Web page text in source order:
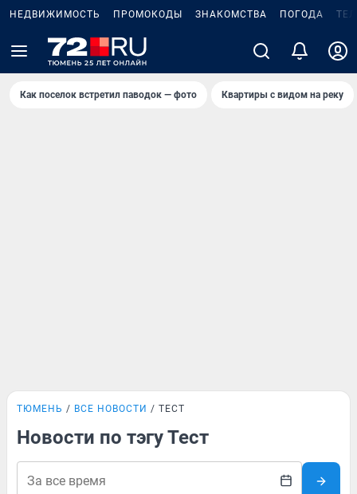
НЕДВИЖИМОСТЬ ПРОМОКОДЫ ЗНАКОМСТВА ПОГОДА
Как поселок встретил паводок — фото Квартиры с видом на реку
ТЮМЕНЬ ВСЕ НОВОСТИ ТЕСТ
Новости по тэгу Тест